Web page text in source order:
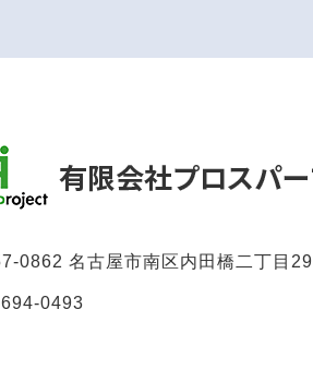
0862 名古屋市南区内田橋二丁目
0493